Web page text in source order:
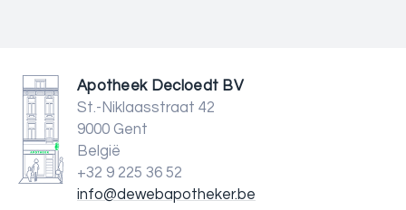
Apotheek Decloedt BV
St.-Niklaasstraat 42
9000 Gent
België
+32 9 225 36 52
info@dewebapotheker.be